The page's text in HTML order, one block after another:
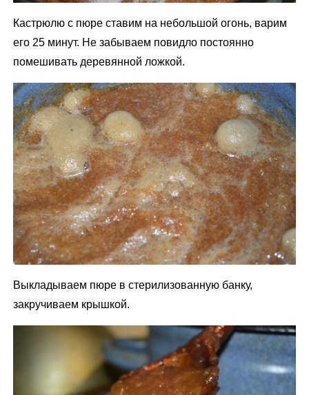
Кастрюлю с пюре ставим на небольшой огонь, варим
его 25 минут. Не забываем повидло постоянно
помешивать деревянной ложкой.
Выкладываем пюре в стерилизованную банку,
закручиваем крышкой.